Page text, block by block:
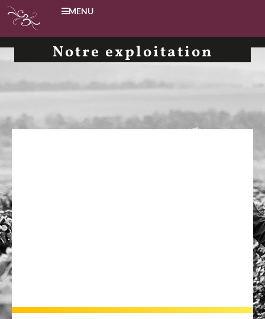
MENU
Notre exploitation